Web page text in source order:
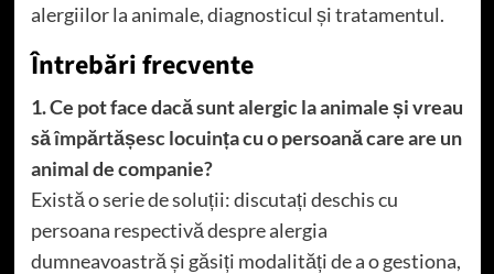
alergiilor la animale, diagnosticul și tratamentul.
Întrebări frecvente
1. Ce pot face dacă sunt alergic la animale și vreau
să împărtășesc locuința cu o persoană care are un
animal de companie?
Există o serie de soluții: discutați deschis cu
persoana respectivă despre alergia
dumneavoastră și găsiți modalități de a o gestiona,